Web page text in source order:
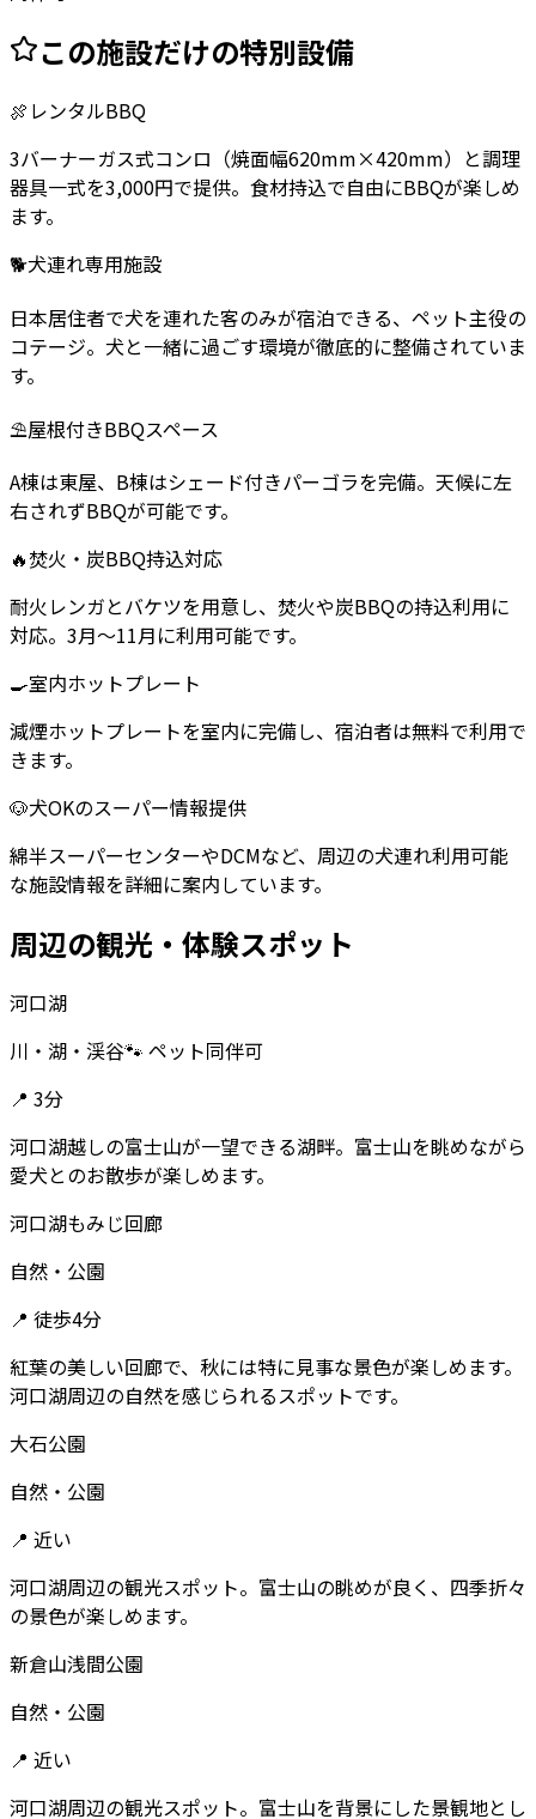
この施設だけの特別設備
🍖 レンタルBBQ
3バーナーガス式コンロ（焼面幅620mm×420mm）と調理
器具一式を3,000円で提供。食材持込で自由にBBQが楽しめ
ます。
🐕犬連れ専用施設
日本居住者で犬を連れた客のみが宿泊できる、ペット主役の
コテージ。犬と一緒に過ごす環境が徹底的に整備されていま
す。
⛱️屋根付きBBQスペース
A棟は東屋、B棟はシェード付きパーゴラを完備。天候に左
右されずBBQが可能です。
🔥焚火・炭BBQ持込対応
耐火レンガとバケツを用意し、焚火や炭BBQの持込利用に
対応。3月～11月に利用可能です。
🍳室内ホットプレート
減煙ホットプレートを室内に完備し、宿泊者は無料で利用で
きます。
🐶犬OKのスーパー情報提供
綿半スーパーセンターやDCMなど、周辺の犬連れ利用可能
な施設情報を詳細に案内しています。
周辺の観光・体験スポット
河口湖
川・湖・渓谷🐾 ペット同伴可
📍 3分
河口湖越しの富士山が一望できる湖畔。富士山を眺めながら
愛犬とのお散歩が楽しめます。
河口湖もみじ回廊
自然・公園
📍 徒歩4分
紅葉の美しい回廊で、秋には特に見事な景色が楽しめます。
河口湖周辺の自然を感じられるスポットです。
大石公園
自然・公園
📍 近い
河口湖周辺の観光スポット。富士山の眺めが良く、四季折々
の景色が楽しめます。
新倉山浅間公園
自然・公園
📍 近い
河口湖周辺の観光スポット。富士山を背景にした景観地とし